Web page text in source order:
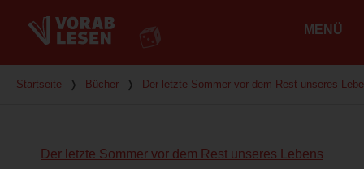
MENÜ
Du bist hier
Startseite ❭ Bücher ❭ Der letzte Sommer vor dem Rest unseres
Der letzte Sommer vor dem Rest unseres Lebens